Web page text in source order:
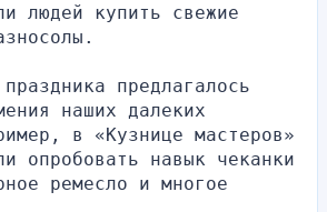
людей купить свежие
предлагалось
наших далеких
в «Кузнице мастеров»
опробовать навык чеканки
ремесло и многое